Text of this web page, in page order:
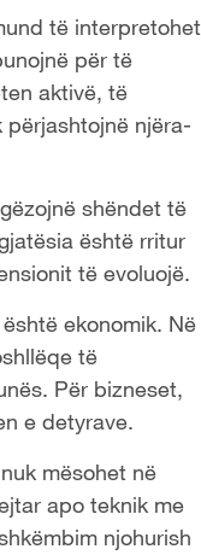
të interpretohet
për të
aktivë, të
njëra-
shëndet të
është rritur
të evoluojë.
ekonomik. Në
të
Për bizneset,
e detyrave.
mësohet në
apo teknik me
njohurish